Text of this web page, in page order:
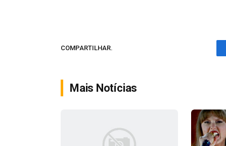
COMPARTILHAR.
Mais Notícias